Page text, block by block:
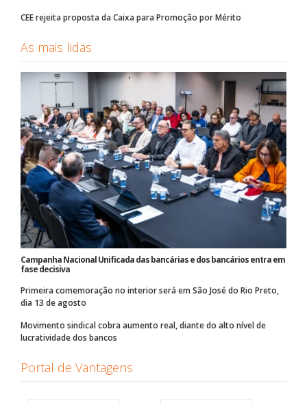
CEE rejeita proposta da Caixa para Promoção por Mérito
As mais lidas
Campanha Nacional Unificada das bancárias e dos bancários entra em
fase decisiva
Primeira comemoração no interior será em São José do Rio Preto,
dia 13 de agosto
Movimento sindical cobra aumento real, diante do alto nível de
lucratividade dos bancos
Portal de Vantagens